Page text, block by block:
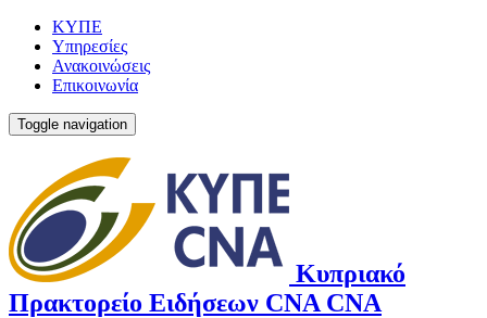
ΚΥΠΕ
Υπηρεσίες
Ανακοινώσεις
Επικοινωνία
Toggle navigation
Κυπριακό
Πρακτορείο Ειδήσεων CNA CNA